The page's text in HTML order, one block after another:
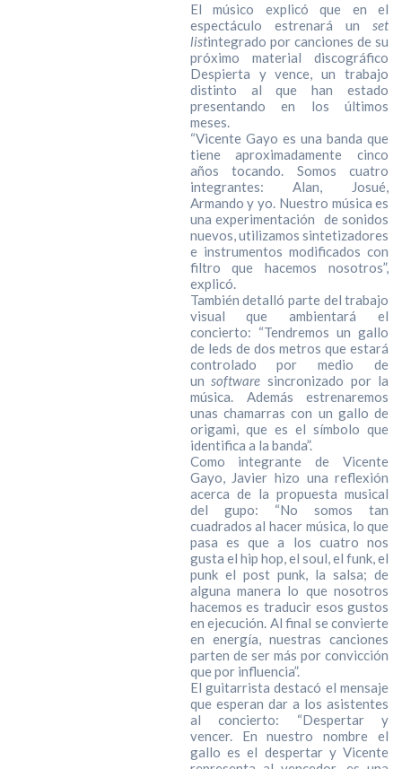
El músico explicó que en el
espectáculo estrenará unset
listintegrado por canciones de su
próximo material discográfico
Despierta y vence, un trabajo
distinto al que han estado
presentando en los últimos
meses.
“Vicente Gayo es una banda que
tiene aproximadamente cinco
años tocando. Somos cuatro
integrantes: Alan, Josué,
Armando y yo. Nuestro música es
una experimentación de sonidos
nuevos, utilizamos sintetizadores
e instrumentos modificados con
filtro que hacemos nosotros”,
explicó.
También detalló parte del trabajo
visual que ambientará el
concierto: “Tendremos un gallo
de leds de dos metros que estará
controlado por medio de
unsoftwaresincronizado por la
música. Además estrenaremos
unas chamarras con un gallo de
origami, que es el símbolo que
identifica a la banda”.
Como integrante de Vicente
Gayo, Javier hizo una reflexión
acerca de la propuesta musical
del gupo: “No somos tan
cuadrados al hacer música, lo que
pasa es que a los cuatro nos
gusta el hip hop, el soul, el funk, el
punk el post punk, la salsa; de
alguna manera lo que nosotros
hacemos es traducir esos gustos
en ejecución. Al final se convierte
en energía, nuestras canciones
parten de ser más por convicción
que por influencia”.
El guitarrista destacó el mensaje
que esperan dar a los asistentes
al concierto: “Despertar y
vencer. En nuestro nombre el
gallo es el despertar y Vicente